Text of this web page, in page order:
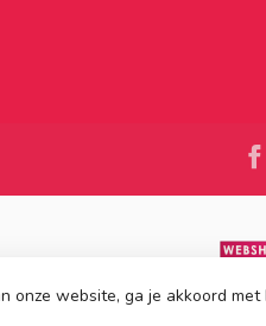
2026 Kasten van de Koning -
onze website, ga je akkoord